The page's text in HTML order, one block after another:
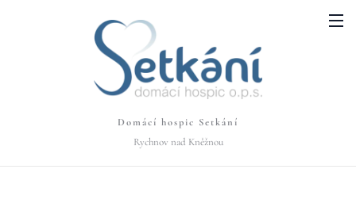
Domácí hospic Setkání
Rychnov nad Kněžnou